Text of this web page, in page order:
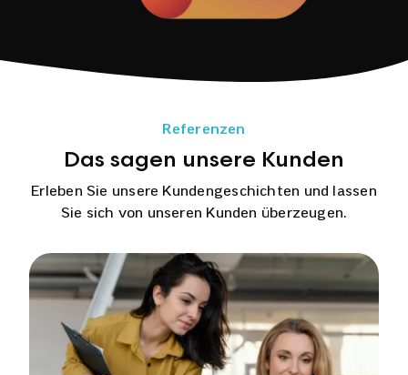
Referenzen
Das sagen unsere Kunden
Erleben Sie unsere Kundengeschichten und lassen
Sie sich von unseren Kunden überzeugen.